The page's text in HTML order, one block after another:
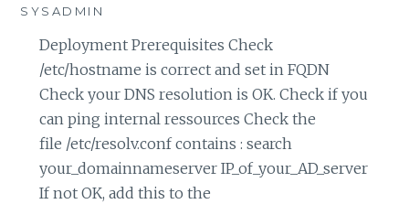
SYSADMIN
Deployment Prerequisites Check
/etc/hostname is correct and set in FQDN
Check your DNS resolution is OK. Check if you
can ping internal ressources Check the
file /etc/resolv.conf contains : search
your_domainnameserver IP_of_your_AD_server
If not OK, add this to the